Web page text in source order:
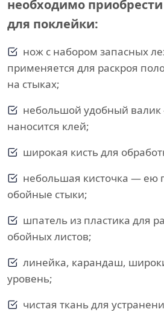
необходимо
для поклейки:
нож с набором запасных
применяется для раскроя
на стыках;
небольшой удобный
наносится клей;
широкая кисть для
небольшая кисточка — ею
обойные стыки;
шпатель из пластика для
обойных листов;
линейка, карандаш,
уровень;
чистая ткань для